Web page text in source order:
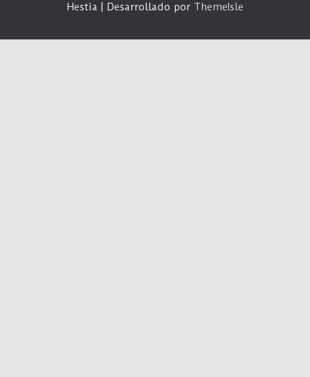
Hestia | Desarrollado por ThemeIsle